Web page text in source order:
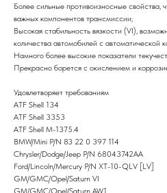
Более сильные противоизносные свойства,
важных компонентов трансмиссии;
Высокая стабильность вязкости (VI),
количества автомобилей с автоматической
Намного более высокие показатели
Прекрасно борется с окислением и
Удовлетворяет требованиям
ATF Shell 134
ATF Shell 3353
ATF Shell M-1375.4
BMW/Mini P/N 83 22 0 397 114
Chrysler/Dodge/Jeep P/N 68043742AA
Ford/Lincoln/Mercury P/N XT-10-QLV [LV]
GM/GMC/Opel/Saturn VI